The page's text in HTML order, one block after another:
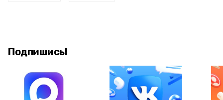
Подпишись!